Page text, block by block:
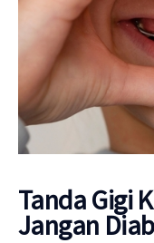
Untuk
Untuk Anda
Mengapa
Berita
Layanan
Tanda Gigi
Jangan